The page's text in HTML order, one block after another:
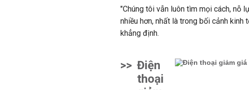
"Chúng tôi vẫn luôn tìm mọi cách, nỗ
nhiều hơn, nhất là trong bối cảnh kinh
khẳng định.
>> Điện
thoại